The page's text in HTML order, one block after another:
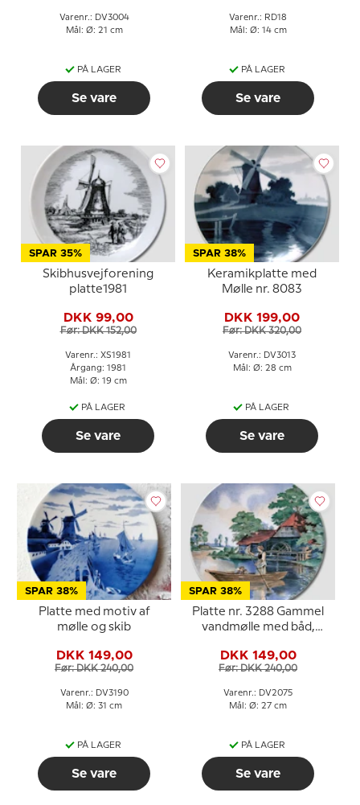
Varenr.: DV3004
Mål: Ø: 21 cm
PÅ LAGER
Se vare
Varenr.: RD18
Mål: Ø: 14 cm
PÅ LAGER
Se vare
SPAR 35%
Skibhusvejforening
platte1981
DKK 99,00
Før: DKK 152,00
Varenr.: XS1981
Årgang: 1981
Mål: Ø: 19 cm
PÅ LAGER
Se vare
SPAR 38%
Keramikplatte med
Mølle nr. 8083
DKK 199,00
Før: DKK 320,00
Varenr.: DV3013
Mål: Ø: 28 cm
PÅ LAGER
Se vare
SPAR 38%
Platte med motiv af
mølle og skib
DKK 149,00
Før: DKK 240,00
Varenr.: DV3190
Mål: Ø: 31 cm
PÅ LAGER
Se vare
SPAR 38%
Platte nr. 3288 Gammel
vandmølle med båd,
DKK 149,00
Før: DKK 240,00
Varenr.: DV2075
Mål: Ø: 27 cm
PÅ LAGER
Se vare